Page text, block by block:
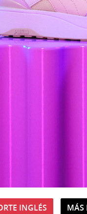
INGLÉS MÁS